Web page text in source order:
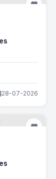
28-07-2026